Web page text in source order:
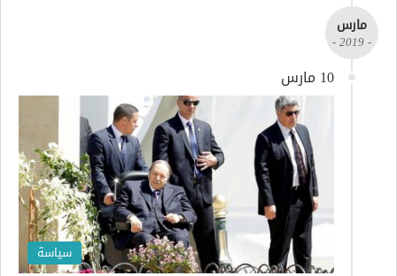
مارس
- 2019 -
10 مارس
سياسة